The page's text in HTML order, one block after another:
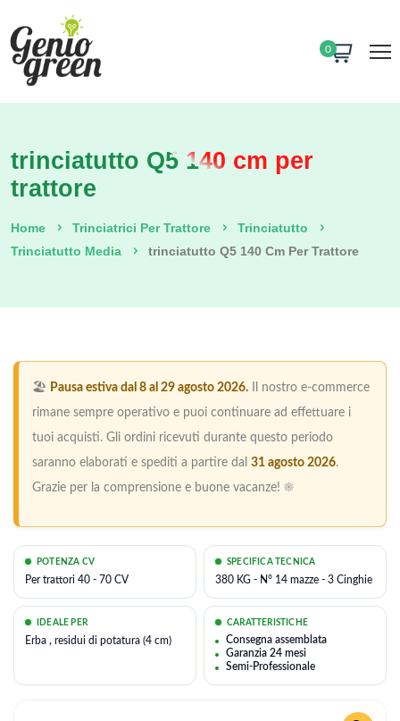
0
trinciatutto Q5 140 cm per
trattore
Home Trinciatrici Per Trattore
Trinciatutto
Trinciatutto Media
Trinciatutto Q5 140 Cm Per Trattore
🏖️ Pausa estiva dal 8 al 29 agosto 2026. Il nostro e-commerce
rimane sempre operativo e puoi continuare ad effettuare i
tuoi acquisti. Gli ordini ricevuti durante questo periodo
saranno elaborati e spediti a partire dal 31 agosto 2026.
Grazie per la comprensione e buone vacanze! ☀️
POTENZA CV
Per trattori 40 - 70 CV
SPECIFICA TECNICA
380 KG - N° 14 mazze - 3 Cinghie
IDEALE PER
Erba , residui di potatura (4 cm)
CARATTERISTICHE
Consegna assemblata
Garanzia 24 mesi
Semi-Professionale